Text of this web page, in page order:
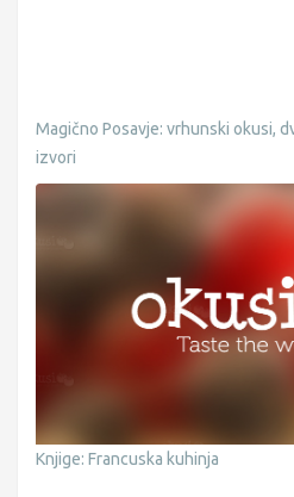
Magično Posavje: vrhunski okusi,
izvori
Knjige: Francuska kuhinja